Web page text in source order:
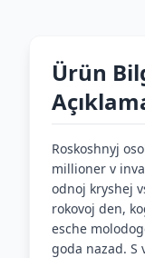
Ürün
Roskoshnyj
millioner v
odnoj kryshej
rokovoj den,
esche
goda nazad.